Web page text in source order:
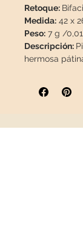
Retoque:
Medida: 42 x
Peso: 7 g /
Descripción:
hermosa
Esta pieza
paquete